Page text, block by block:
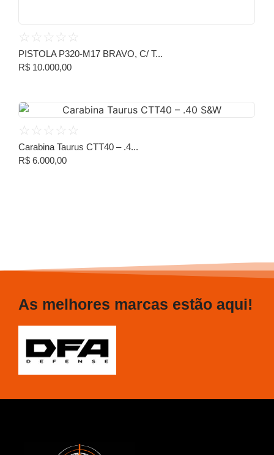
☆ ☆ ☆ ☆ ☆
PISTOLA P320-M17 BRAVO, C/ T...
R$ 10.000,00
☆ ☆ ☆ ☆ ☆
Carabina Taurus CTT40 – .4...
R$ 6.000,00
As melhores marcas estão aqui!